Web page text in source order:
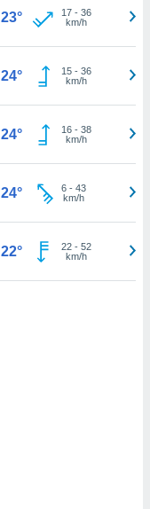
23° 17- 36
km/h
24° 15- 36
km/h
24° 16- 38
km/h
24° 6- 43
km/h
22° 22- 52
km/h